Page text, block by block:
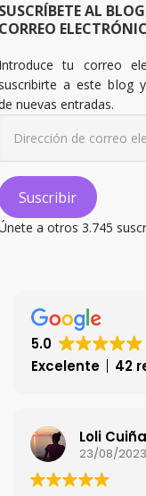
SUSCRÍBETE AL
CORREO
Introduce tu correo
suscribirte a este blog
nuevas entradas.
electrónico
Suscribir
a otros 3.745
5.0
Excelente
42
Loli Cuiñas
23/08/2023